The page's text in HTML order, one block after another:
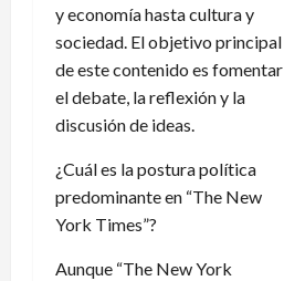
y economía hasta cultura y
sociedad. El objetivo principal
de este contenido es fomentar
el debate, la reflexión y la
discusión de ideas.
¿Cuál es la postura política
predominante en “The New
York Times”?
Aunque “The New York